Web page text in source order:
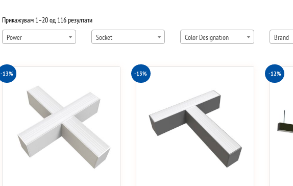
Прикажувам 1–20 од 116 резултатиSorted
by
price:
to
Power Socket Color Designation Brand
-13% -13% -12%